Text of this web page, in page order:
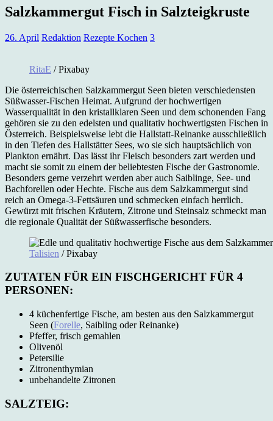
Salzkammergut Fisch in Salzteigkruste
26. April Redaktion Rezepte Kochen 3
RitaE / Pixabay
Die österreichischen Salzkammergut Seen bieten verschiedensten
Süßwasser-Fischen Heimat. Aufgrund der hochwertigen
Wasserqualität in den kristallklaren Seen und dem schonenden Fang
gehören sie zu den edelsten und qualitativ hochwertigsten Fischen in
Österreich. Beispielsweise lebt die Hallstatt-Reinanke ausschließlich
in den Tiefen des Hallstätter Sees, wo sie sich hauptsächlich von
Plankton ernährt. Das lässt ihr Fleisch besonders zart werden und
macht sie somit zu einem der beliebtesten Fische der Gastronomie.
Besonders gerne verzehrt werden aber auch Saiblinge, See- und
Bachforellen oder Hechte. Fische aus dem Salzkammergut sind
reich an Omega-3-Fettsäuren und schmecken einfach herrlich.
Gewürzt mit frischen Kräutern, Zitrone und Steinsalz schmeckt man
die regionale Qualität der Süßwasserfische besonders.
Talisien / Pixabay
ZUTATEN FÜR EIN FISCHGERICHT FÜR 4
PERSONEN:
4 küchenfertige Fische, am besten aus den Salzkammergut
Seen (Forelle, Saibling oder Reinanke)
Pfeffer, frisch gemahlen
Olivenöl
Petersilie
Zitronenthymian
unbehandelte Zitronen
SALZTEIG: